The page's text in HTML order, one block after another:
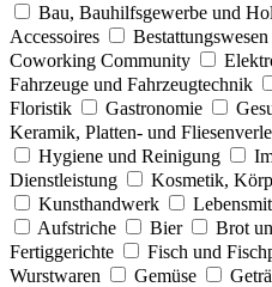
Bau, Bauhilfsgewerbe und
Accessoires
Bestattungswesen
Coworking Community
Fahrzeuge und Fahrzeugtechnik
Floristik
Gastronomie
Keramik, Platten- und
Hygiene und Reinigung
Dienstleistung
Kosmetik,
Kunsthandwerk
Aufstriche
Bier Brot
Fertiggerichte
Fisch und
Wurstwaren
Gemüse